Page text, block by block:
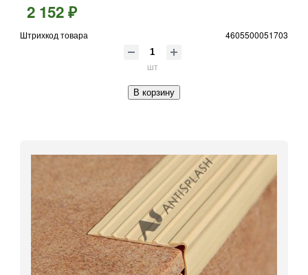
2 152 ₽
Штрихкод товара 4605500051703
шт
В корзину